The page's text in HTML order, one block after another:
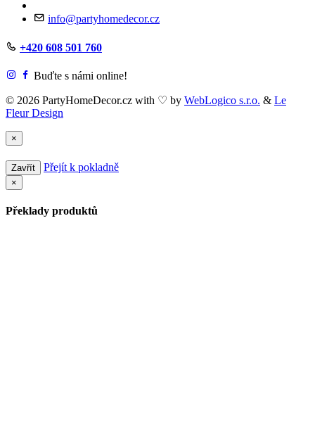
info@partyhomedecor.cz
+420 608 501 760
Buďte s námi online!
© 2026 PartyHomeDecor.cz with ♡ by WebLogico s.r.o. & Le
Fleur Design
×
Zavřít Přejít k pokladně
×
Překlady produktů